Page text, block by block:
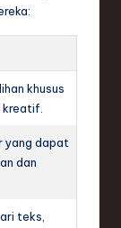
khusus
kreatif.
yang dapat
dan
teks,